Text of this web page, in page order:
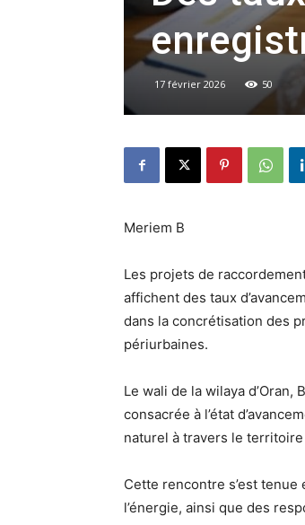
17 février 2026 50
Meriem B
Les projets de
affichent des taux
dans la concrétisation des
périurbaines.
Le wali de la wilaya
consacrée à l’état
naturel à travers le territoire
Cette rencontre s’est
l’énergie, ainsi que des